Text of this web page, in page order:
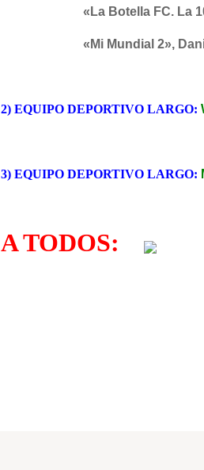
«La Botella FC. La 10 a
«Mi Mundial 2», Daniel
2) EQUIPO DEPORTIVO LARGO:
3) EQUIPO DEPORTIVO LARGO:
A TODOS: